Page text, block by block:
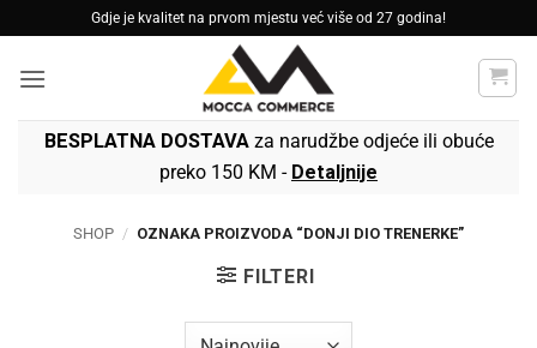
to
content
Gdje je kvalitet na prvom mjestu već više od 27 godina!
BESPLATNA DOSTAVAza narudžbe odjeće ili obuće
preko 150 KM - Detaljnije
SHOP / OZNAKA PROIZVODA “DONJI DIO TRENERKE”
FILTERI